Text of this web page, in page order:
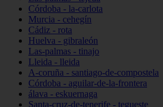
Córdoba - la-carlota
Murcia - cehegín
Cádiz - rota
Huelva - gibraleón
Las-palmas - tinajo
Lleida - lleida
A-coruña - santiago-de-compostela
Córdoba - aguilar-de-la-frontera
álava - eskuernaga
Santa-cruz-de-tenerife - tegueste